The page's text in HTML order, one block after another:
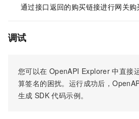
通过接口返回的购买链接进行网关购
调试
您可以在 OpenAPI Explorer 中直接
算签名的困扰。运行成功后，
生成 SDK 代码示例。